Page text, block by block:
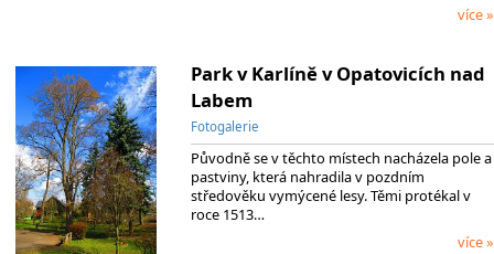
více »
Park v Karlíně v Opatovicích nad
Labem
Fotogalerie
Původně se v těchto místech nacházela pole a
pastviny, která nahradila v pozdním
středověku vymýcené lesy. Těmi protékal v
roce 1513…
více »